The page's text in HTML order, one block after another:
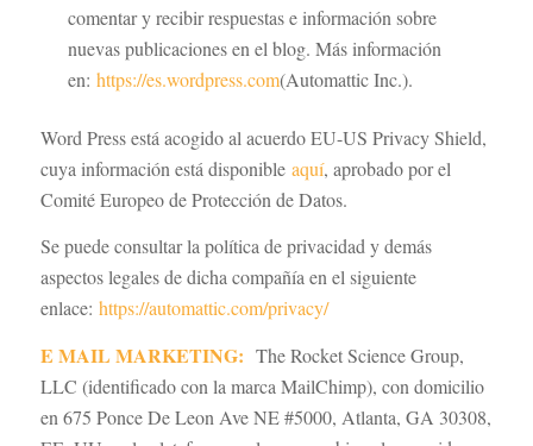
comentar y recibir respuestas e información sobre
nuevas publicaciones en el blog. Más información
en: https://es.wordpress.com(Automattic Inc.).
Word Press está acogido al acuerdo EU-US Privacy Shield,
cuya información está disponible aquí, aprobado por el
Comité Europeo de Protección de Datos.
Se puede consultar la política de privacidad y demás
aspectos legales de dicha compañía en el siguiente
enlace: https://automattic.com/privacy/
E MAIL MARKETING: The Rocket Science Group,
LLC (identificado con la marca MailChimp), con domicilio
en 675 Ponce De Leon Ave NE #5000, Atlanta, GA 30308,